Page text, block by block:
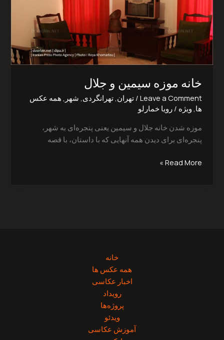
خانه موزه سیمین و جلال‎
Leave a Comment
/تهران,تهرانگردی, شهر , همه عکس
ها, ویژه /رویا خمارلو
موزه شدن خانه جلال و سیمین یعنی پنجره‌ای به شهر،
پنجره‌ای برای دیدن همه آنهایی که با داستان، با قصه
Read More »
خانه
همه عکس ها
اخبار عکاسی
رویداد
پروژه‌‌ها
ویدئو
آموزش عکاسی